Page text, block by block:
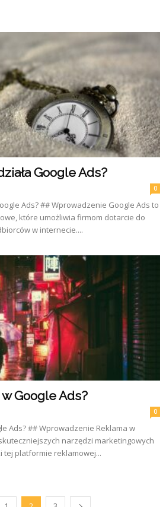
Google Ads?
0
Ads? ## Wprowadzenie Google Ads to
które umożliwia firmom dotarcie do
w internecie....
Google Ads?
0
Ads? ## Wprowadzenie Reklama w
narzędzi marketingowych
tej platformie reklamowej...